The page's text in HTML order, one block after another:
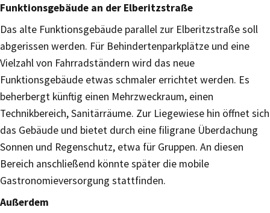
Funktionsgebäude an der Elberitzstraße
Das alte Funktionsgebäude parallel zur Elberitzstraße soll
abgerissen werden. Für Behindertenparkplätze und eine
Vielzahl von Fahrradständern wird das neue
Funktionsgebäude etwas schmaler errichtet werden. Es
beherbergt künftig einen Mehrzweckraum, einen
Technikbereich, Sanitärräume. Zur Liegewiese hin öffnet sich
das Gebäude und bietet durch eine filigrane Überdachung
Sonnen und Regenschutz, etwa für Gruppen. An diesen
Bereich anschließend könnte später die mobile
Gastronomieversorgung stattfinden.
Außerdem